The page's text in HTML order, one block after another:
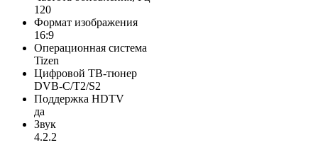
120
Формат изображения
16:9
Операционная система
Tizen
Цифровой ТВ-тюнер
DVB-C/T2/S2
Поддержка HDTV
да
Звук
4.2.2